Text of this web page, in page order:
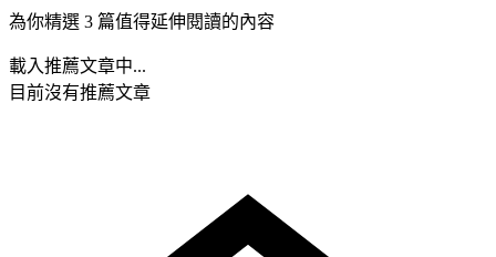
為你精選 3 篇值得延伸閱讀的內容
載入推薦文章中...
目前沒有推薦文章